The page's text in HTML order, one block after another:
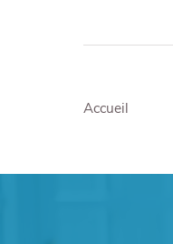
Accueil